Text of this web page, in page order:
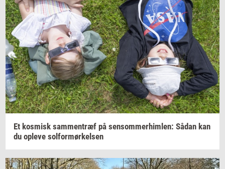
Et kos­misk sam­men­træf på sen­som­mer­him­len: Sådan kan
du op­le­ve sol­for­mør­kel­sen